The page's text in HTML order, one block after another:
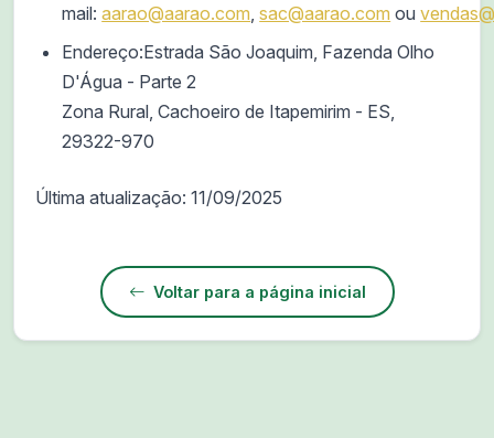
mail: aarao@aarao.com sac@aarao.com ou
Endereço:Estrada São Joaquim, Fazenda Olho
D'Água - Parte 2
Zona Rural, Cachoeiro de Itapemirim - ES,
29322-970
Última atualização: 11/09/2025
Voltar para a página inicial